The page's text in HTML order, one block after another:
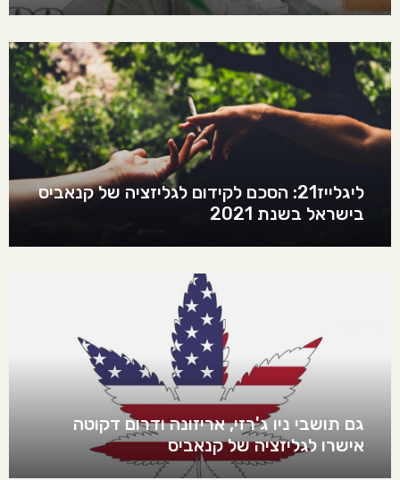
ליגלייז21: הסכם לקידום לגליזציה של קנאביס
בישראל בשנת 2021
גם תושבי ניו ג'רזי, אריזונה ודרום דקוטה
אישרו לגליזציה של קנאביס